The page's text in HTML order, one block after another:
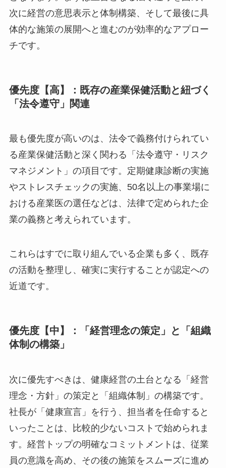
べての項目を完璧にこなそうとするのではなく、
優先順位をつけて段階的に進めることが成功の鍵
となります。まずは土台となる法令遵守を固め、
チです。
優先度【高】：既存の産業保健活動と紐づ
く「法令遵守」関連
最も優先度が高いのは、法令で義務付けられてい
る産業保健活動と深く関わる「法令遵守・リスク
マネジメント」の項目です。定期健康診断の実施
における産業医の選任などは、法律で定められた
企業の義務と考えられています。
近道です。
優先度【中】：「経営理念の策定」と「組
織体制の構築」
次に優先すべきは、健康経営の土台となる「経営
理念・方針」の策定と「組織体制」の構築です。
社長が「健康宣言」を行う、担当者を任命すると